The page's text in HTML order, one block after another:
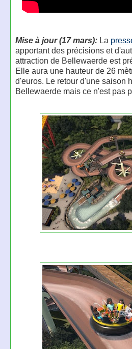
Mise à jour (17 mars):La
apportant des précisions et
attraction de Bellewaerde est
Elle aura une hauteur de 26
d'euros. Le retour d'une saison
Bellewaerde mais ce n'est pas